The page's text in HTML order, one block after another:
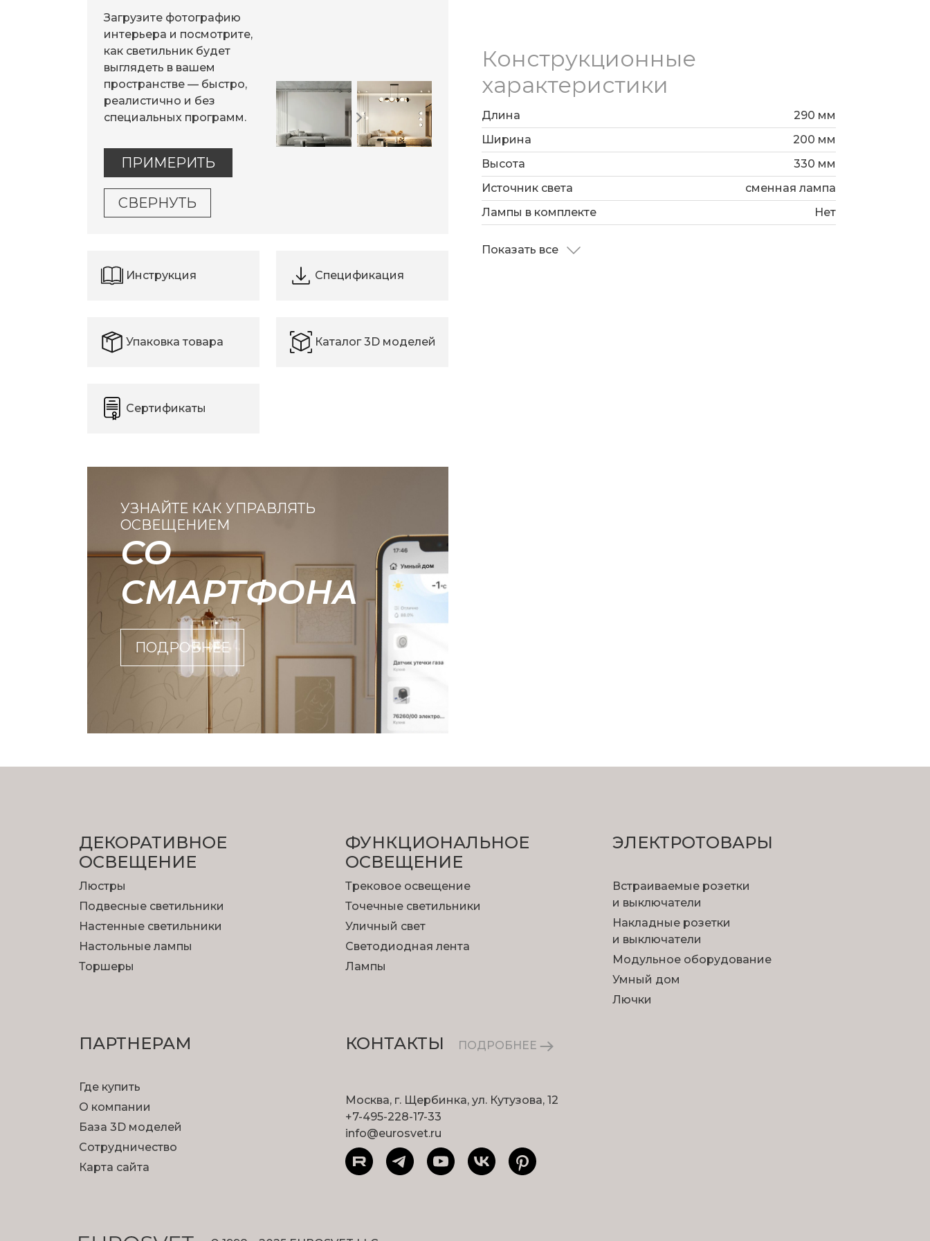
Загрузите фотографию
интерьера и посмотрите,
как светильник будет
выглядеть в вашем
пространстве — быстро,
реалистично и без
специальных программ.
ПРИМЕРИТЬ
СВЕРНУТЬ
Инструкция Спецификация
Упаковка товара Каталог 3D моделей
Сертификаты
УЗНАЙТЕ КАК УПРАВЛЯТЬ
ОСВЕЩЕНИЕМ
СО
СМАРТФОНА
ПОДРОБНЕЕ
Конструкционные
характеристики
Длина
290 мм
Ширина
200 мм
Высота
330 мм
Источник света
сменная лампа
Лампы в комплекте
Нет
Показать все
ДЕКОРАТИВНОЕ
ОСВЕЩЕНИЕ
Люстры
Подвесные светильники
Настенные светильники
Настольные лампы
Торшеры
ФУНКЦИОНА­ЛЬНОЕ
ОСВЕЩЕНИЕ
Трековое освещение
Точечные светильники
Уличный свет
Светодиодная лента
Лампы
ЭЛЕКТРОТОВАРЫ
Встраиваемые розетки
и выключатели
Накладные розетки
и выключатели
Модульное оборудование
Умный дом
Лючки
ПАРТНЕРАМ
Где купить
О компании
База 3D моделей
Сотрудничество
Карта сайта
КОНТАКТЫ ПОДРОБНЕЕ
Москва, г. Щербинка, ул. Кутузова, 12
+7-495-228-17-33
info@eurosvet.ru